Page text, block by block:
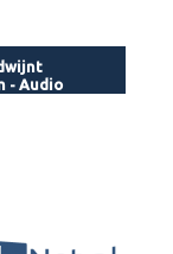
- Audio